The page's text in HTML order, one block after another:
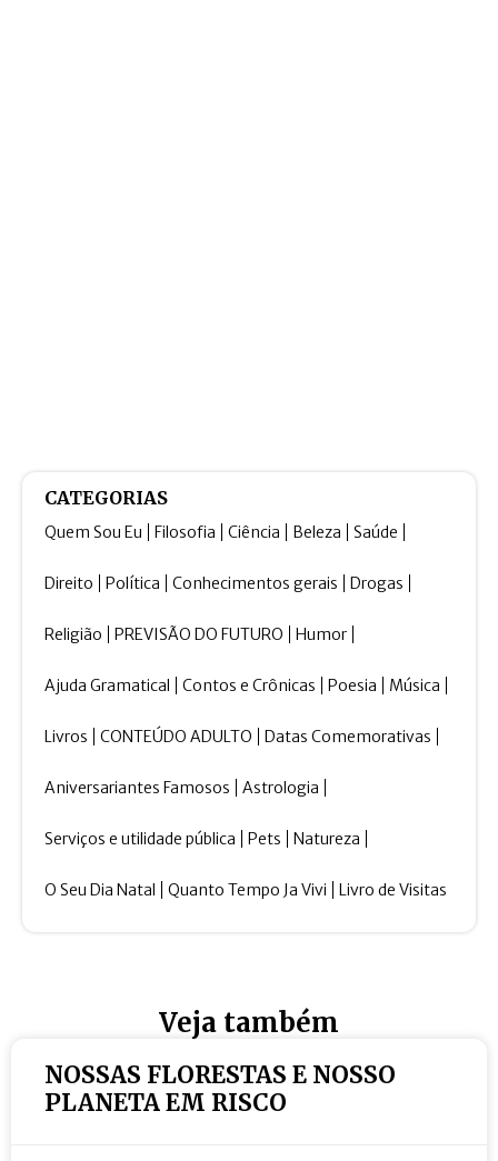
CATEGORIAS
Quem Sou Eu Filosofia Ciência Beleza Saúde
Direito Política Conhecimentos gerais Drogas
Religião PREVISÃO DO FUTURO Humor
Ajuda Gramatical Contos e Crônicas Poesia Música
Livros CONTEÚDO ADULTO Datas Comemorativas
Aniversariantes Famosos Astrologia
Serviços e utilidade pública Pets Natureza
O Seu Dia Natal Quanto Tempo Ja Vivi Livro de Visitas
Veja também
NOSSAS FLORESTAS E NOSSO
PLANETA EM RISCO